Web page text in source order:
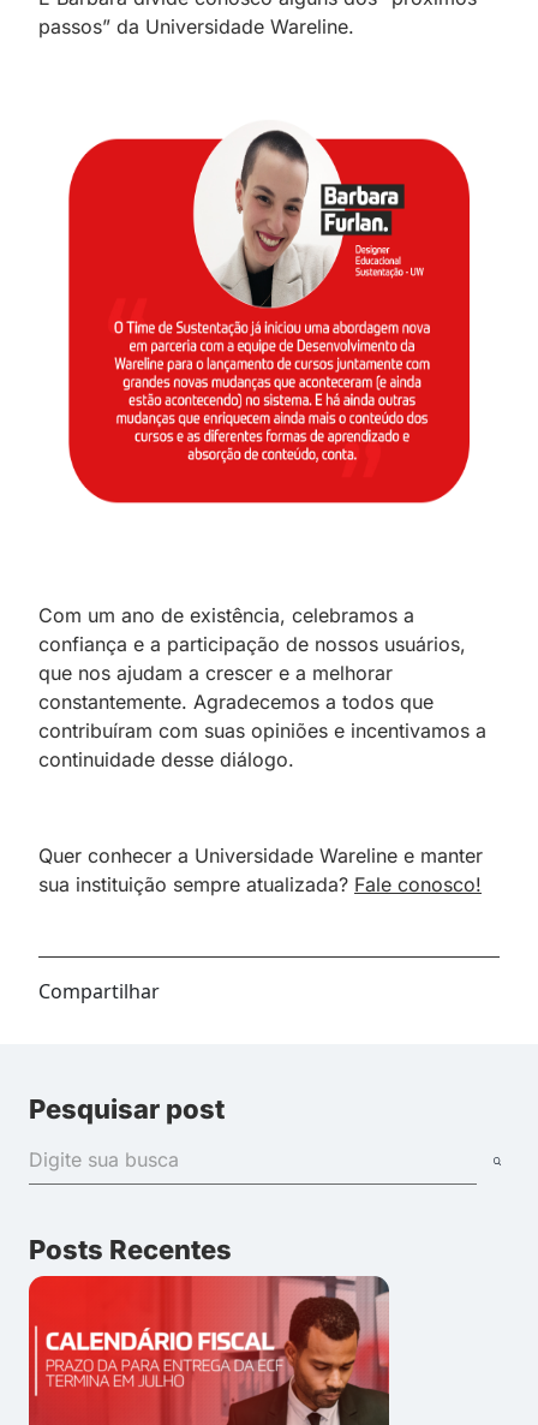
passos” da Universidade Wareline.
Com um ano de existência, celebramos a
confiança e a participação de nossos usuários,
que nos ajudam a crescer e a melhorar
constantemente. Agradecemos a todos que
contribuíram com suas opiniões e incentivamos a
continuidade desse diálogo.
Quer conhecer a Universidade Wareline e manter
sua instituição sempre atualizada? Fale conosco!
Compartilhar
Pesquisar post
Posts Recentes